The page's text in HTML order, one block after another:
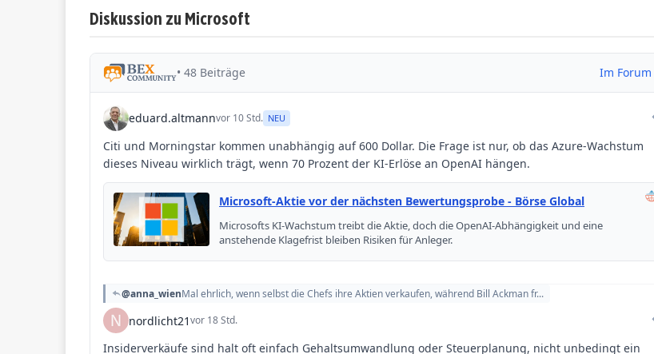
Diskussion zu Microsoft